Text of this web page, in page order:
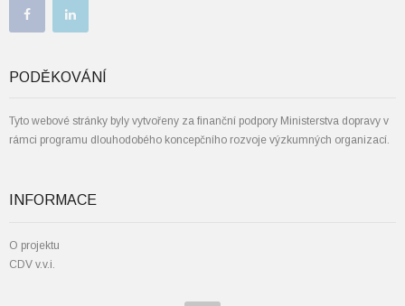
PODĚKOVÁNÍ
Tyto webové stránky byly vytvořeny za finanční podpory Ministerstva dopravy v
rámci programu dlouhodobého koncepčního rozvoje výzkumných organizací.
INFORMACE
O projektu
CDV v.v.i.